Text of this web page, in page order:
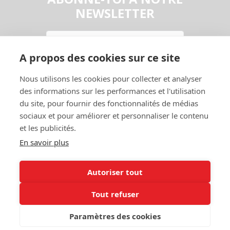
NEWSLETTER
En continuant, vous acceptez la
S'abonner
Politique de
confidentialité
Mon Compte
A propos des cookies sur ce site
Nous utilisons les cookies pour collecter et analyser
des informations sur les performances et l'utilisation
du site, pour fournir des fonctionnalités de médias
sociaux et pour améliorer et personnaliser le contenu
et les publicités.
En savoir plus
Autoriser tout
Tout refuser
Paramètres des cookies